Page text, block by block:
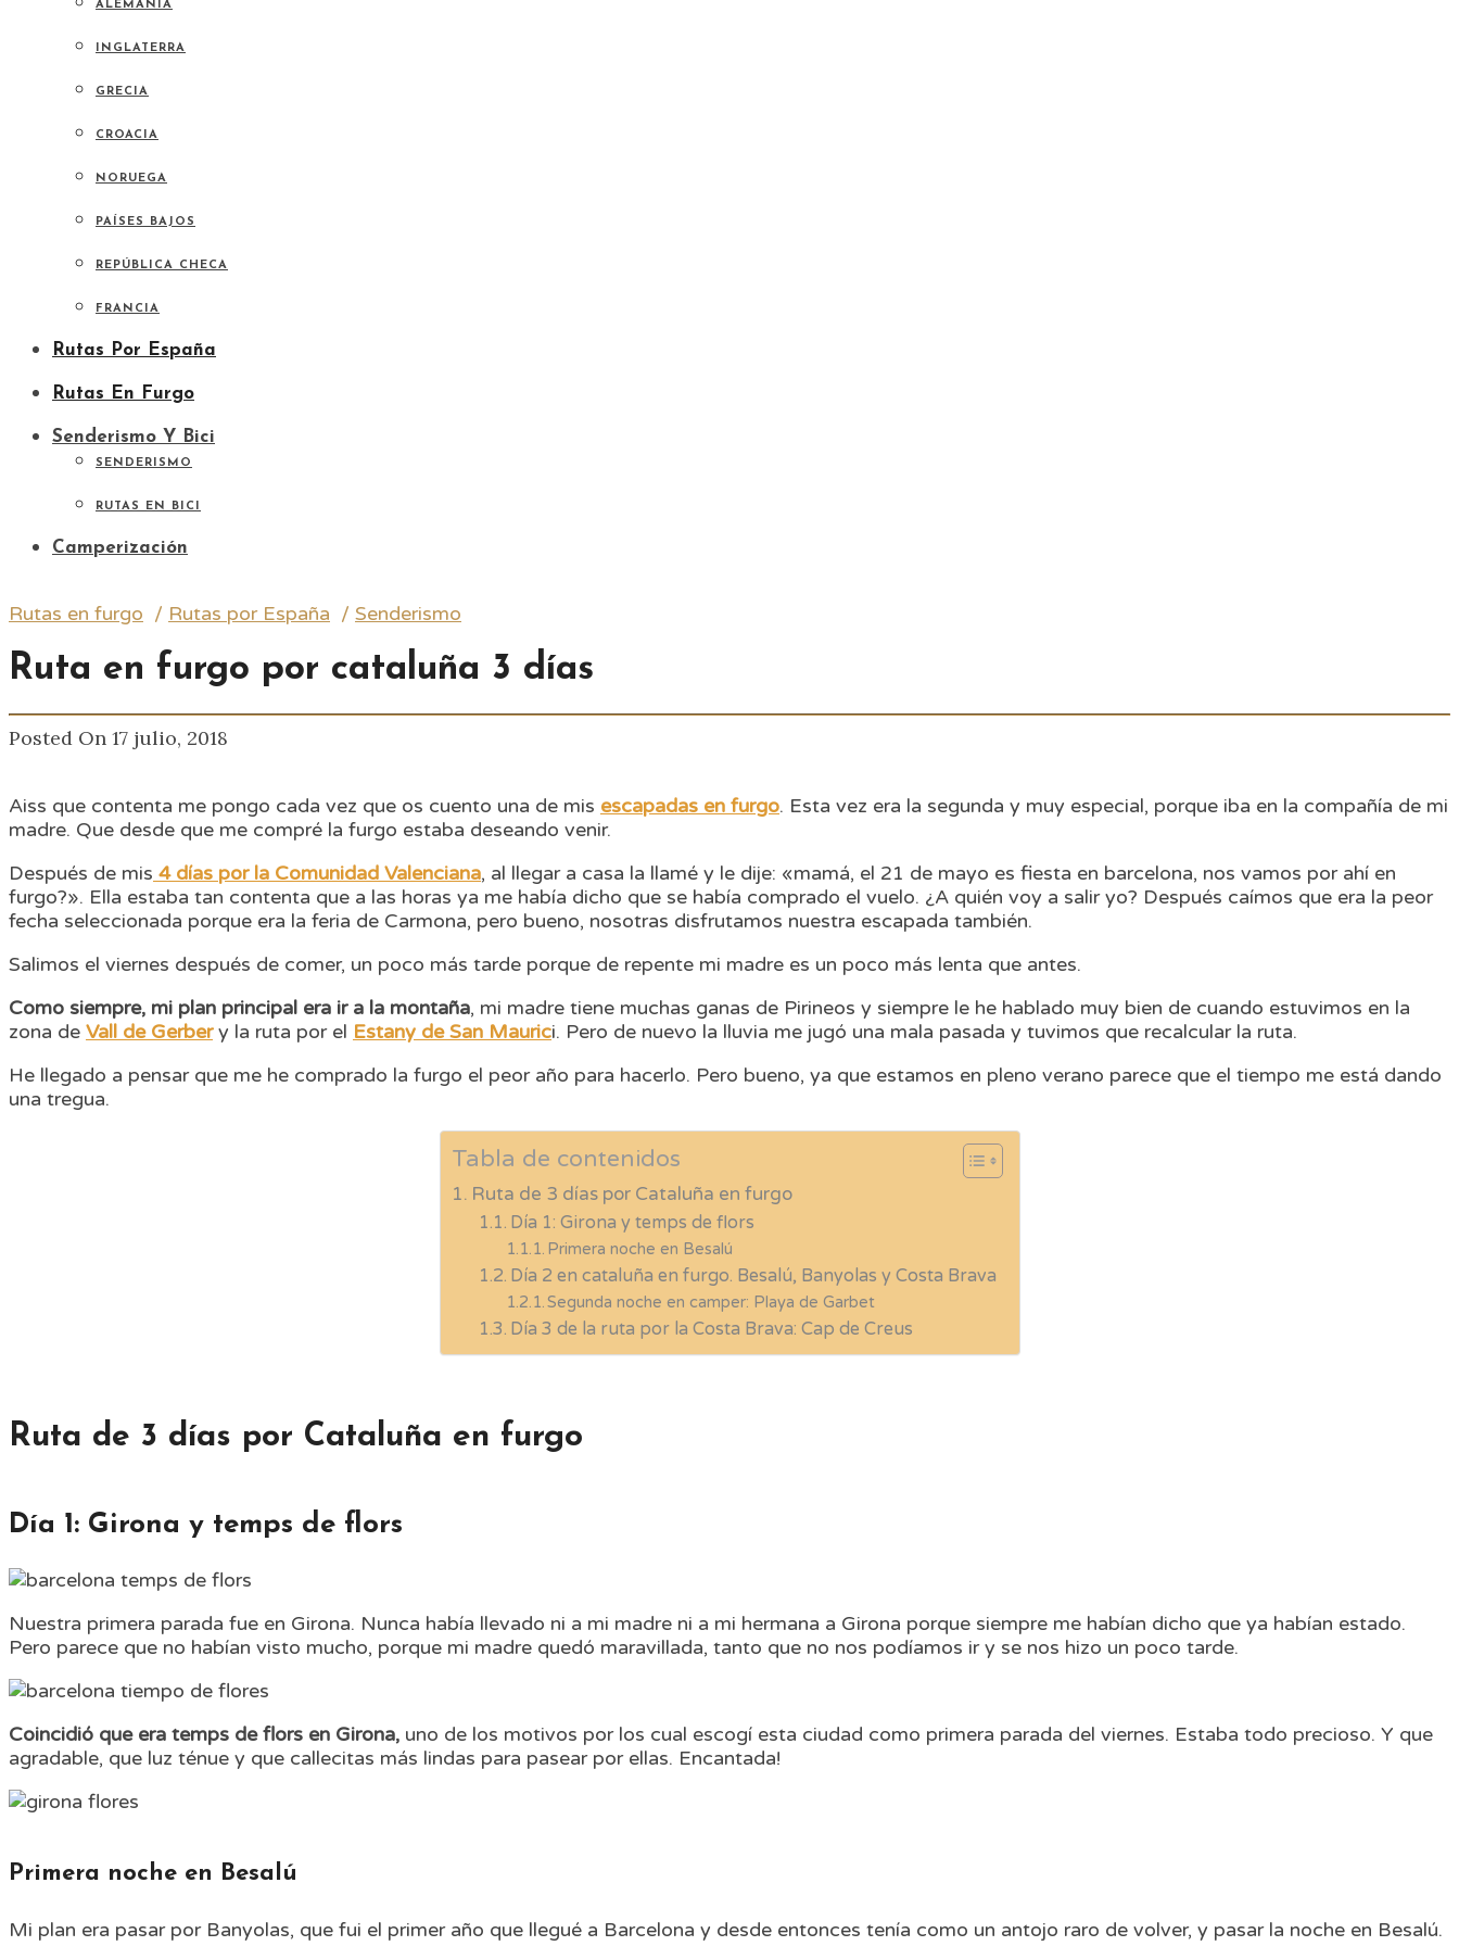
ALEMANIA
INGLATERRA
GRECIA
CROACIA
NORUEGA
PAÍSES BAJOS
REPÚBLICA CHECA
FRANCIA
Rutas Por España
Rutas En Furgo
Senderismo Y Bici
SENDERISMO
RUTAS EN BICI
Camperización
Rutas en furgo / Rutas por España / Senderismo
Ruta en furgo por cataluña 3 días
Posted On 17 julio, 2018
Aiss que contenta me pongo cada vez que os cuento una de mis escapadas en furgo. Esta vez era la segunda y muy especial, porque iba en la compañía de mi
madre. Que desde que me compré la furgo estaba deseando venir.
Después de mis 4 días por la Comunidad Valenciana, al llegar a casa la llamé y le dije: «mamá, el 21 de mayo es fiesta en barcelona, nos vamos por ahí en
furgo?». Ella estaba tan contenta que a las horas ya me había dicho que se había comprado el vuelo. ¿A quién voy a salir yo? Después caímos que era la peor
fecha seleccionada porque era la feria de Carmona, pero bueno, nosotras disfrutamos nuestra escapada también.
Salimos el viernes después de comer, un poco más tarde porque de repente mi madre es un poco más lenta que antes.
Como siempre, mi plan principal era ir a la montaña, mi madre tiene muchas ganas de Pirineos y siempre le he hablado muy bien de cuando estuvimos en la
zona de Vall de Gerbery la ruta por el Estany de San Maurici. Pero de nuevo la lluvia me jugó una mala pasada y tuvimos que recalcular la ruta.
He llegado a pensar que me he comprado la furgo el peor año para hacerlo. Pero bueno, ya que estamos en pleno verano parece que el tiempo me está dando
una tregua.
Tabla de contenidos
Ruta de 3 días por Cataluña en furgo
Día 1: Girona y temps de flors
Primera noche en Besalú
Día 2 en cataluña en furgo. Besalú, Banyolas y Costa Brava
Segunda noche en camper: Playa de Garbet
Día 3 de la ruta por la Costa Brava: Cap de Creus
Ruta de 3 días por Cataluña en furgo
Día 1: Girona y temps de flors
Nuestra primera parada fue en Girona. Nunca había llevado ni a mi madre ni a mi hermana a Girona porque siempre me habían dicho que ya habían estado.
Pero parece que no habían visto mucho, porque mi madre quedó maravillada, tanto que no nos podíamos ir y se nos hizo un poco tarde.
Coincidió que era temps de flors en Girona, uno de los motivos por los cual escogí esta ciudad como primera parada del viernes. Estaba todo precioso. Y que
agradable, que luz ténue y que callecitas más lindas para pasear por ellas. Encantada!
Primera noche en Besalú
Mi plan era pasar por Banyolas, que fui el primer año que llegué a Barcelona y desde entonces tenía como un antojo raro de volver, y pasar la noche en Besalú.